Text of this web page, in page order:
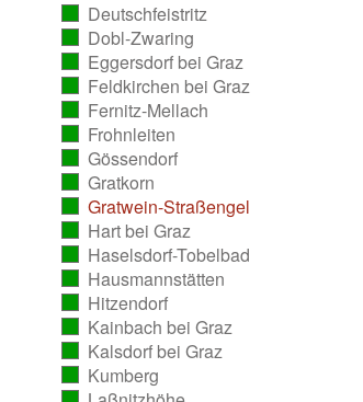
Deutschfeistritz
ausgezählt)
Dobl-Zwaring
ausgezählt)
Eggersdorf bei Graz
ausgezählt)
Feldkirchen bei Graz
ausgezählt)
Fernitz-Mellach
ausgezählt)
Frohnleiten
ausgezählt)
Gössendorf
ausgezählt)
Gratkorn
ausgezählt)
Gratwein-Straßengel
ausgezählt)
Hart bei Graz
ausgezählt)
Haselsdorf-Tobelbad
ausgezählt)
Hausmannstätten
ausgezählt)
Hitzendorf
ausgezählt)
Kainbach bei Graz
ausgezählt)
Kalsdorf bei Graz
ausgezählt)
Kumberg